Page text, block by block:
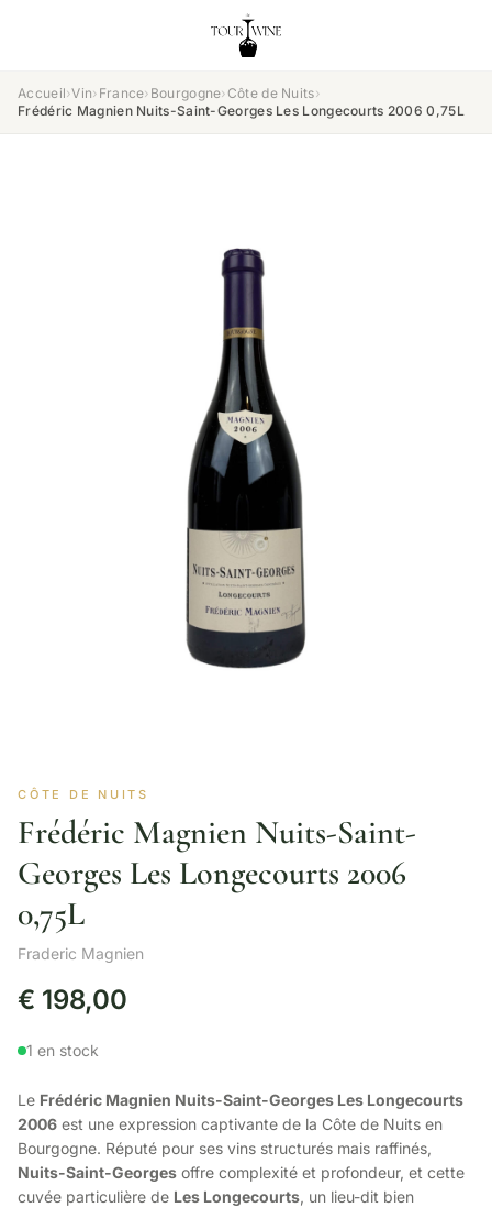
Accueil›Vin› France› Bourgogne›Côte de Nuits›
Frédéric Magnien Nuits-Saint-Georges Les Longecourts 2006 0,75L
CÔTE DE NUITS
Frédéric Magnien Nuits-Saint-
Georges Les Longecourts 2006
0,75L
Fraderic Magnien
€ 198,00
1 en stock
Le Frédéric Magnien Nuits-Saint-Georges Les Longecourts
2006 est une expression captivante de la Côte de Nuits en
Bourgogne. Réputé pour ses vins structurés mais raffinés,
Nuits-Saint-Georges offre complexité et profondeur, et cette
cuvée particulière de Les Longecourts, un lieu-dit bien